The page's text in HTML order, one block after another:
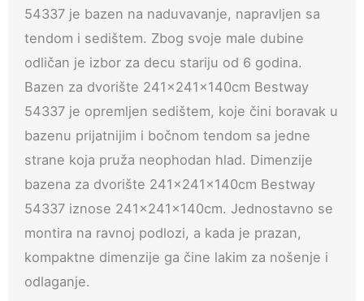
54337 je bazen na naduvavanje, napravljen sa
tendom i sedištem. Zbog svoje male dubine
odličan je izbor za decu stariju od 6 godina.
Bazen za dvorište 241x241x140cm Bestway
54337 je opremljen sedištem, koje čini boravak u
bazenu prijatnijim i bočnom tendom sa jedne
strane koja pruža neophodan hlad. Dimenzije
bazena za dvorište 241x241x140cm Bestway
54337 iznose 241x241x140cm. Jednostavno se
montira na ravnoj podlozi, a kada je prazan,
kompaktne dimenzije ga čine lakim za nošenje i
odlaganje.